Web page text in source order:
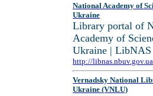
National Academy of
Ukraine
Library portal of
Academy of
Ukraine | LibNAS
http://libnas.nbuv.gov.ua
Vernadsky National
Ukraine (VNLU)